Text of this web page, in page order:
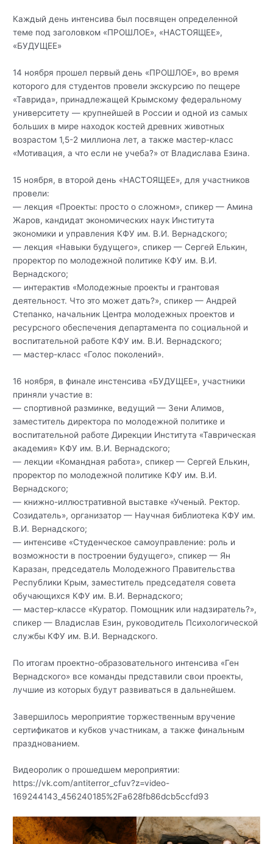
Каждый день интенсива был посвящен определенной
теме под заголовком «ПРОШЛОЕ», «НАСТОЯЩЕЕ»,
«БУДУЩЕЕ»
14 ноября прошел первый день «ПРОШЛОЕ», во время
которого для студентов провели экскурсию по пещере
«Таврида», принадлежащей Крымскому федеральному
университету — крупнейшей в России и одной из самых
больших в мире находок костей древних животных
возрастом 1,5-2 миллиона лет, а также мастер-класс
«Мотивация, а что если не учеба?» от Владислава Езина.
15 ноября, в второй день «НАСТОЯЩЕЕ», для участников
провели:
— лекция «Проекты: просто о сложном», спикер — Амина
Жаров, кандидат экономических наук Института
экономики и управления КФУ им. В.И. Вернадского;
— лекция «Навыки будущего», спикер — Сергей Елькин,
проректор по молодежной политике КФУ им. В.И.
Вернадского;
— интерактив «Молодежные проекты и грантовая
деятельност. Что это может дать?», спикер — Андрей
Степанко, начальник Центра молодежных проектов и
ресурсного обеспечения департамента по социальной и
воспитательной работе КФУ им. В.И. Вернадского;
— мастер-класс «Голос поколений».
16 ноября, в финале инстенсива «БУДУЩЕЕ», участники
приняли участие в:
— спортивной разминке, ведущий — Зени Алимов,
заместитель директора по молодежной политике и
воспитательной работе Дирекции Института «Таврическая
академия» КФУ им. В.И. Вернадского;
— лекции «Командная работа», спикер — Сергей Елькин,
проректор по молодежной политике КФУ им. В.И.
Вернадского;
— книжно-иллюстративной выставке «Ученый. Ректор.
Созидатель», организатор — Научная библиотека КФУ им.
В.И. Вернадского;
— интенсиве «Студенческое самоуправление: роль и
возможности в построении будущего», спикер — Ян
Каразан, председатель Молодежного Правительства
Республики Крым, заместитель председателя совета
обучающихся КФУ им. В.И. Вернадского;
— мастер-классе «Куратор. Помощник или надзиратель?»,
спикер — Владислав Езин, руководитель Психологической
службы КФУ им. В.И. Вернадского.
По итогам проектно-образовательного интенсива «Ген
Вернадского» все команды представили свои проекты,
лучшие из которых будут развиваться в дальнейшем.
Завершилось мероприятие торжественным вручение
сертификатов и кубков участникам, а также финальным
празднованием.
Видеоролик о прошедшем мероприятии:
https://vk.com/antiterror_cfuv?z=video-
169244143_456240185%2Fa628fb86dcb5ccfd93